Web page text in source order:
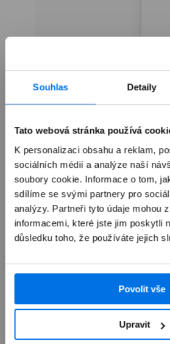
Souhlas Detaily
Tato webová stránka používá
K personalizaci obsahu a reklam,
sociálních médií a analýze naší
soubory cookie. Informace o tom,
sdílíme se svými partnery pro
analýzy. Partneři tyto údaje mohou
informacemi, které jste jim poskytli
důsledku toho, že používáte jejich
Povolit vše
Upravit
Přidat do košíku
Přehled